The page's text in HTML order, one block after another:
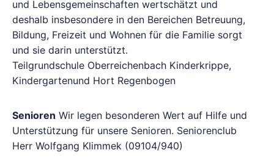
und Lebensgemeinschaften wertschätzt und
deshalb insbesondere in den Bereichen Betreuung,
Bildung, Freizeit und Wohnen für die Familie sorgt
und sie darin unterstützt.
Teilgrundschule Oberreichenbach Kinderkrippe,
Kindergartenund Hort Regenbogen
Senioren Wir legen besonderen Wert auf Hilfe und
Unterstützung für unsere Senioren. Seniorenclub
Herr Wolfgang Klimmek (09104/940)